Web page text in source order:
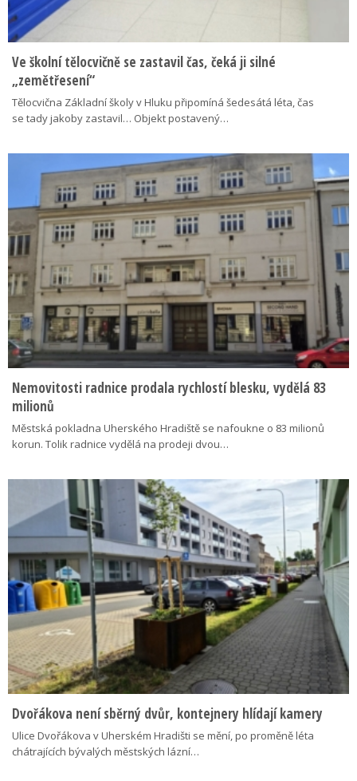
Ve školní tělocvičně se zastavil čas, čeká ji silné
„zemětřesení“
Tělocvična Základní školy v Hluku připomíná šedesátá léta, čas
se tady jakoby zastavil… Objekt postavený…
Nemovitosti radnice prodala rychlostí blesku, vydělá 83
milionů
Městská pokladna Uherského Hradiště se nafoukne o 83 milionů
korun. Tolik radnice vydělá na prodeji dvou…
Dvořákova není sběrný dvůr, kontejnery hlídají kamery
Ulice Dvořákova v Uherském Hradišti se mění, po proměně léta
chátrajících bývalých městských lázní…